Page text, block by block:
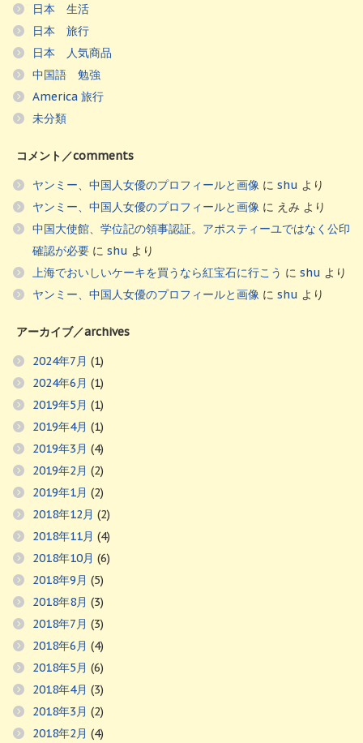
日本 生活
日本 旅行
日本 人気商品
中国語 勉強
America 旅行
未分類
コメント／comments
ヤンミー、中国人女優のプロフィールと画像 に shu より
ヤンミー、中国人女優のプロフィールと画像 に えみ より
中国大使館、学位記の領事認証。アポスティーユではなく公印
確認が必要 に shu より
上海でおいしいケーキを買うなら紅宝石に行こう に shu より
ヤンミー、中国人女優のプロフィールと画像 に shu より
アーカイブ／archives
2024年7月 (1)
2024年6月 (1)
2019年5月 (1)
2019年4月 (1)
2019年3月 (4)
2019年2月 (2)
2019年1月 (2)
2018年12月 (2)
2018年11月 (4)
2018年10月 (6)
2018年9月 (5)
2018年8月 (3)
2018年7月 (3)
2018年6月 (4)
2018年5月 (6)
2018年4月 (3)
2018年3月 (2)
2018年2月 (4)